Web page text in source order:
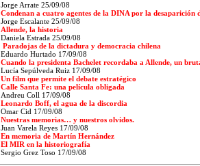
Jorge Arrate 25/09/08
Condenan a cuatro agentes de la DINA por la
Jorge Escalante 25/09/08
Allende, la historia
Daniela Estrada 25/09/08
Paradojas de la dictadura y democracia chilena
Eduardo Hurtado 17/09/08
Cuando la presidenta Bachelet recordaba a Allende, un
Lucía Sepúlveda Ruiz 17/09/08
Un film que permite el debate estratégico
Calle Santa Fe: una película obligada
Andreu Coll 17/09/08
Leonardo Boff, el agua de la discordia
Omar Cid 17/09/08
Nuestras memorias… y nuestros olvidos.
Juan Varela Reyes 17/09/08
En memoria de Martín Hernández
El MIR en la historiografía
Sergio Grez Toso 17/09/08